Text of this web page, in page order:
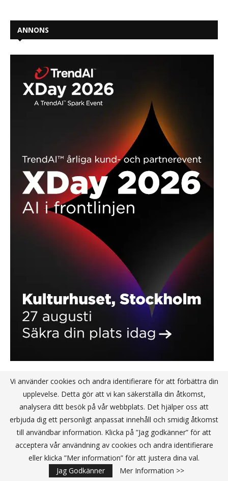
ANNONS
KANALPARTNER
Vi använder cookies och andra identifierare för att förbättra din
upplevelse. Detta gör att vi kan säkerställa din åtkomst,
analysera ditt besök på vår webbplats. Det hjälper oss att
erbjuda dig ett personligt anpassat innehåll och smidig åtkomst
till användbar information. Klicka på ”Jag godkänner” för att
acceptera vår användning av cookies och andra identifierare
eller klicka ”Mer information” för att justera dina val.
Jag Godkänner
Mer Information >>